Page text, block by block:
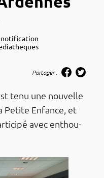
notification
Partager :
tenu une nouvelle
Petite Enfance, et
avec enthou­